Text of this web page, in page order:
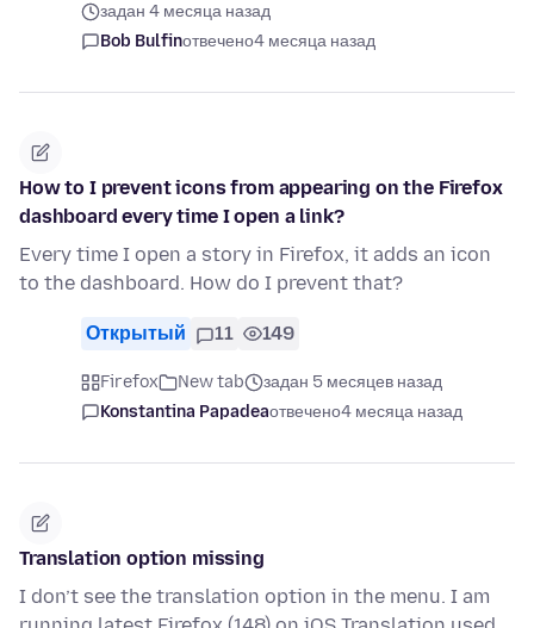
задан 4 месяца назад
Bob Bulfinотвечено4 месяца назад
How to I prevent icons from appearing on the Firefox
dashboard every time I open a link?
Every time I open a story in Firefox, it adds an icon
to the dashboard. How do I prevent that?
Открытый 11 149
Firefox New tab
задан 5 месяцев назад
Konstantina Papadeaотвечено4 месяца назад
Translation option missing
I don’t see the translation option in the menu. I am